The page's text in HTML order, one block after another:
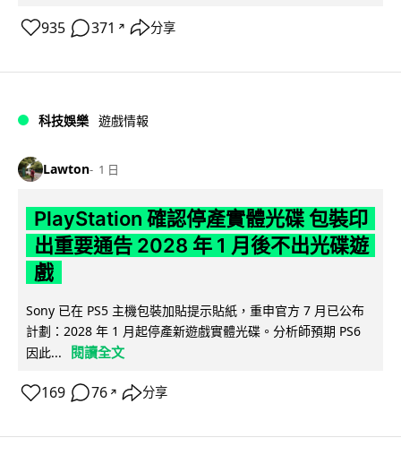
935 371 ↗ 分享
科技娛樂 遊戲情報
Lawton 1 日
PlayStation 確認停產實體光碟 包裝印
出重要通告 2028 年 1 月後不出光碟遊
戲
Sony 已在 PS5 主機包裝加貼提示貼紙，重申官方 7 月已公布
計劃：2028 年 1 月起停產新遊戲實體光碟。分析師預期 PS6
因此...
閱讀全文
169 76 ↗ 分享